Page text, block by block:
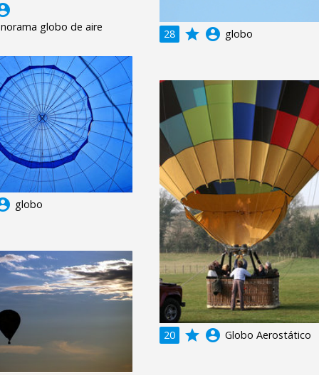
28 grade account_circle globo
globo de aire
globo
20 grade account_circle Globo Aerostático